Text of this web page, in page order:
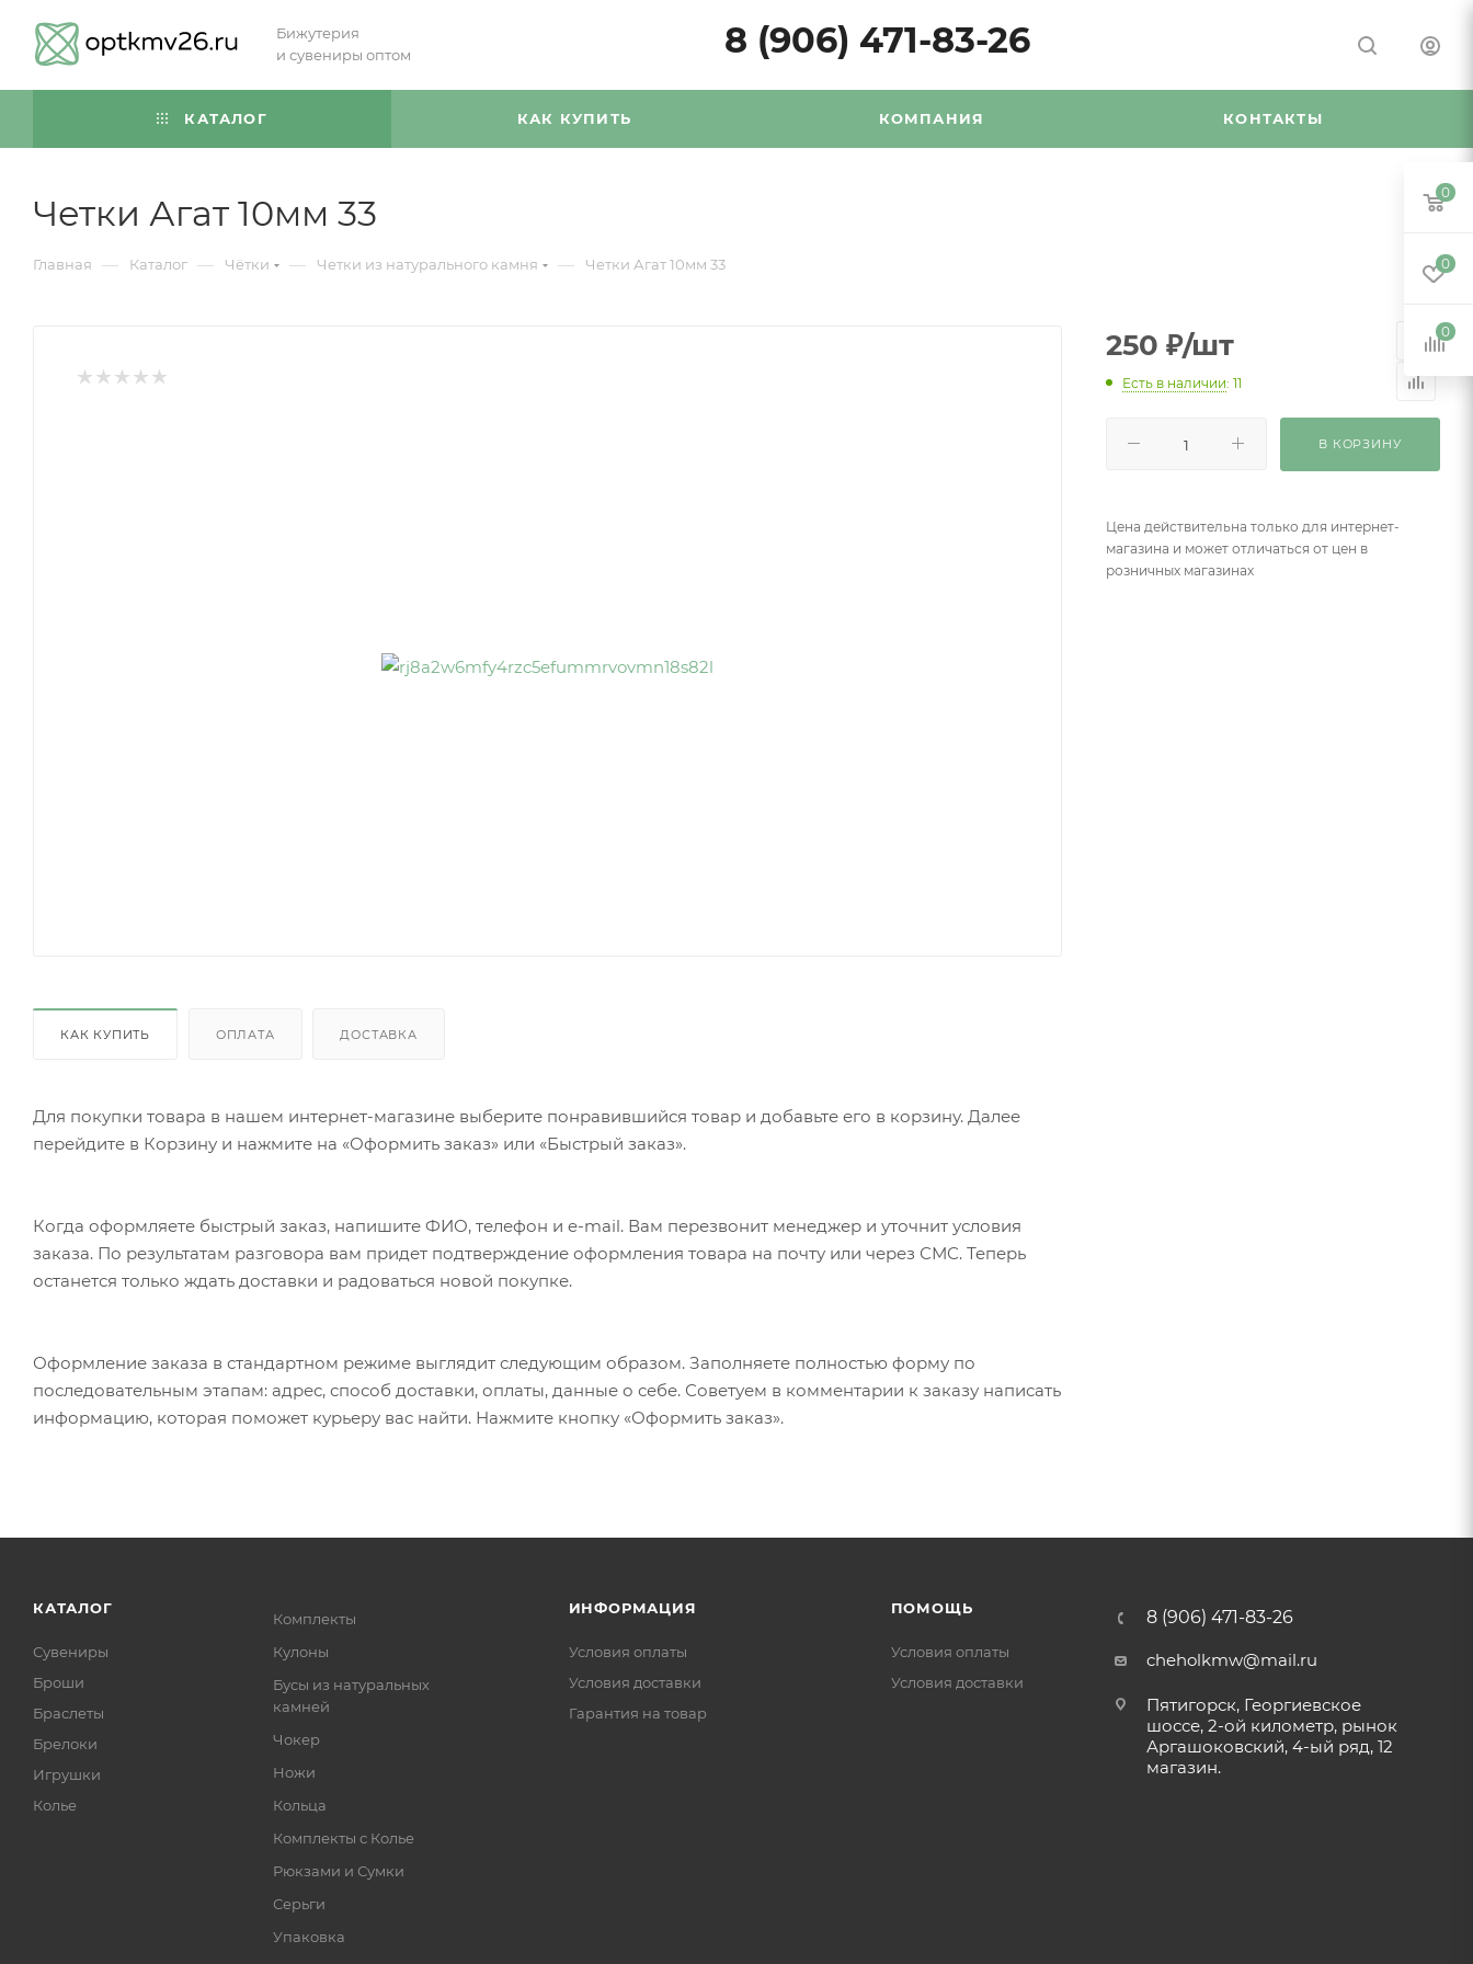
Бижутерия
и сувениры оптом
8 (906) 471-83-26
КАТАЛОГ КАК КУПИТЬ КОМПАНИЯ КОНТАКТЫ
Четки Агат 10мм 33
Главная — Каталог — Чётки — Четки из натурального камня — Четки Агат 10мм 33
КАК КУПИТЬ ОПЛАТА ДОСТАВКА
Для покупки товара в нашем интернет-магазине выберите понравившийся товар и добавьте его в корзину. Далее
перейдите в Корзину и нажмите на «Оформить заказ» или «Быстрый заказ».
Когда оформляете быстрый заказ, напишите ФИО, телефон и e-mail. Вам перезвонит менеджер и уточнит условия
заказа. По результатам разговора вам придет подтверждение оформления товара на почту или через СМС. Теперь
останется только ждать доставки и радоваться новой покупке.
Оформление заказа в стандартном режиме выглядит следующим образом. Заполняете полностью форму по
последовательным этапам: адрес, способ доставки, оплаты, данные о себе. Советуем в комментарии к заказу написать
информацию, которая поможет курьеру вас найти. Нажмите кнопку «Оформить заказ».
250 ₽/шт
Есть в наличии: 11
В КОРЗИНУ
Цена действительна только для интернет-
магазина и может отличаться от цен в
розничных магазинах
КАТАЛОГ
Сувениры
Броши
Браслеты
Брелоки
Игрушки
Колье
Комплекты
Кулоны
Бусы из натуральных
камней
Чокер
Ножи
Кольца
Комплекты с Колье
Рюкзами и Сумки
Серьги
Упаковка
ИНФОРМАЦИЯ
Условия оплаты
Условия доставки
Гарантия на товар
ПОМОЩЬ
Условия оплаты
Условия доставки
8 (906) 471-83-26
cheholkmw@mail.ru
Пятигорск, Георгиевское
шоссе, 2-ой километр, рынок
Аргашоковский, 4-ый ряд, 12
магазин.
0
0
0